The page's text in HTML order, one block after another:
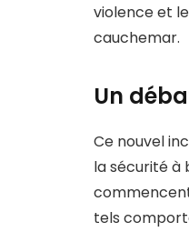
violence et
cauchemar.
Un
Ce nouvel
la sécurité à
tels